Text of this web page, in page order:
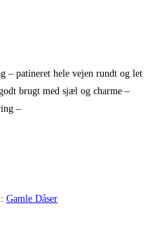
– patineret hele vejen rundt og let
brugt med sjæl og charme –
–
Gamle Dåser